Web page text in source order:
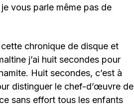
vous parle même pas de
chronique de disque et
j’ai huit secondes pour
Huit secondes, c’est à
distinguer le chef-d’œuvre de
sans effort tous les enfants